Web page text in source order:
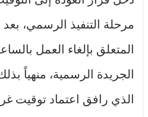
مرحلة التنفيذ الرسمي،
المتعلق بإلغاء العمل
الجريدة الرسمية، منهياً
الذي رافق اعتماد توقيت